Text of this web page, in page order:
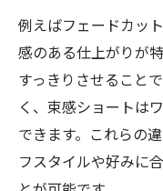
例えばフェードカッ
感のある仕上がりが
すっきりさせること
く、束感ショートは
できます。これらの
フスタイルや好みに